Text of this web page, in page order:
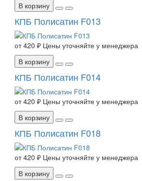
В корзину
КПБ Полисатин F013
от 420 ₽ Цены уточняйте у менеджера
В корзину
КПБ Полисатин F014
от 420 ₽ Цены уточняйте у менеджера
В корзину
КПБ Полисатин F018
от 420 ₽ Цены уточняйте у менеджера
В корзину